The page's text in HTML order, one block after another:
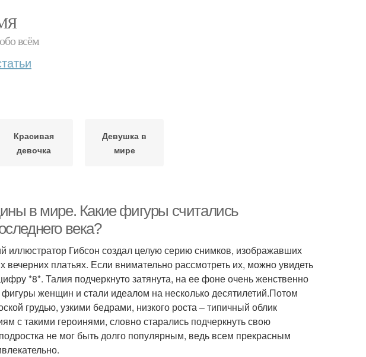
всём
Красивая
девочка
Девушка в
мире
в мире. Какие фигуры считались
века?
иллюстратор Гибсон создал целую серию снимков, изображавших
платьях. Если внимательно рассмотреть их, можно увидеть
*8*. Талия подчеркнуто затянута, на ее фоне очень женственно
женщин и стали идеалом на несколько десятилетий.Потом
грудью, узкими бедрами, низкого роста – типичный облик
с такими героинями, словно старались подчеркнуть свою
не мог быть долго популярным, ведь всем прекрасным